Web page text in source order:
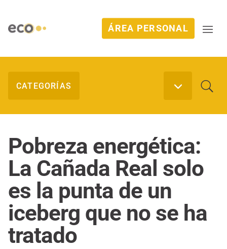
ÁREA PERSONAL
Pobreza energética:
La Cañada Real solo
es la punta de un
iceberg que no se ha
tratado